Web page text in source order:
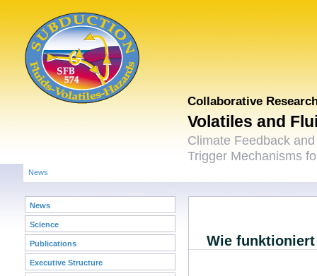
Collaborative
Volatiles and
Climate Feedback and
Trigger Mechanisms
News
News
Science
Publications
Executive Structure
Wie